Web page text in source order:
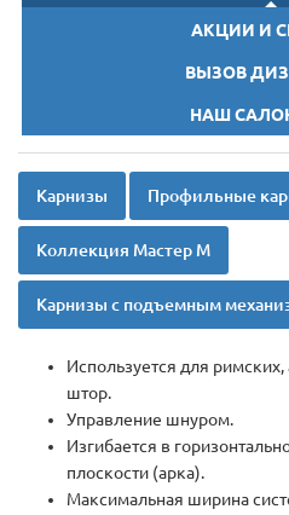
АКЦИИ И
ВЫЗОВ
НАШ
Карнизы Профильные
Коллекция Мастер М
Карнизы с подъемным
Используется для
штор.
Управление шнуром.
Изгибается в
плоскости (арка).
Максимальная ширина